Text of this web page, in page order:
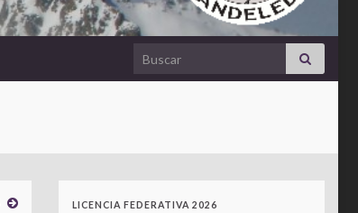
Search for:
LICENCIA FEDERATIVA 2026